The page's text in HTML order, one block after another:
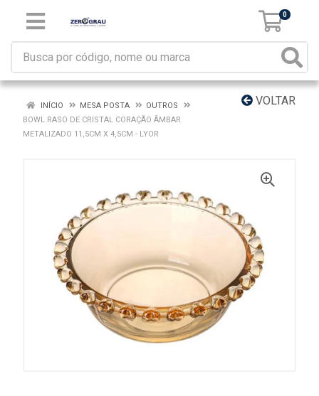
0
VOLTAR
INÍCIO MESA POSTA
OUTROS
BOWL RASO DE CRISTAL CORAÇÃO ÂMBAR
METALIZADO 11,5CM X 4,5CM - LYOR